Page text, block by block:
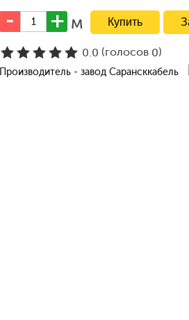
м
0.0 (голосов 0)
Производитель - завод Сарансккабель